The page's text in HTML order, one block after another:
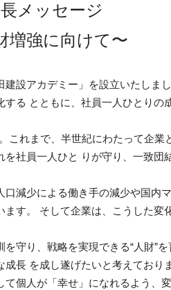
メッセージ
増強に向けて〜
設アカデミー」を設立いたしま
る とともに、社員一人ひとりの
これまで、半世紀にわたって企
社員一人ひと りが守り、一致団
減少による働き手の減少や国内
す。 そして企業は、こうした変
守り、戦略を実現できる“人財”
⻑ を成し遂げたいと考えており
個人が「幸せ」になれるよう、